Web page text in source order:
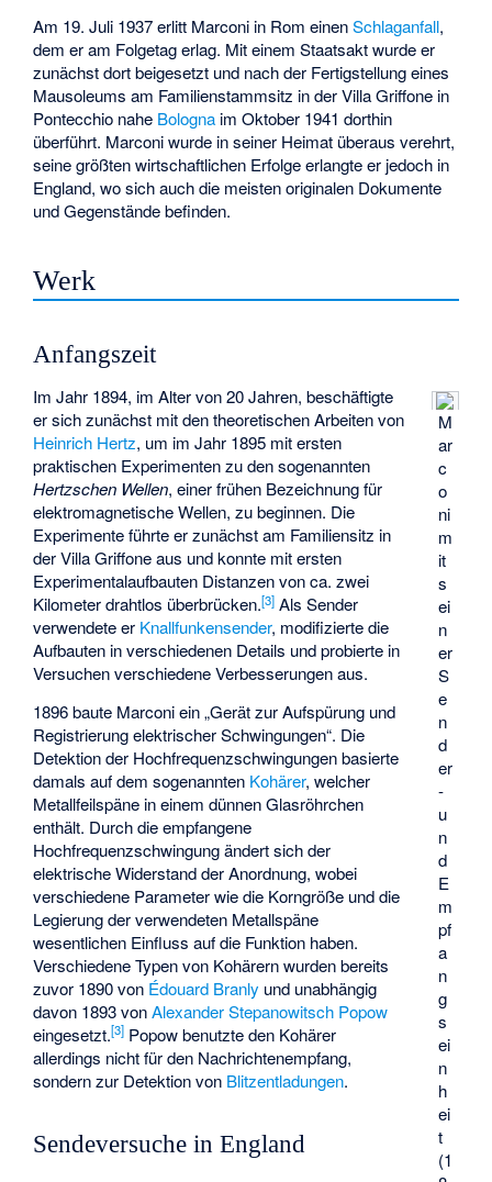
Am 19. Juli 1937 erlitt Marconi in Rom einenSchlaganfall,
dem er am Folgetag erlag. Mit einem Staatsakt wurde er
zunächst dort beigesetzt und nach der Fertigstellung eines
Mausoleums am Familienstammsitz in derVilla Griffone in
Pontecchio nahe Bologna im Oktober 1941 dorthin
überführt. Marconi wurde in seiner Heimat überaus verehrt,
seine größten wirtschaftlichen Erfolge erlangte er jedoch in
England, wo sich auch die meisten originalen Dokumente
und Gegenstände befinden.
Werk
Anfangszeit
M
ar
c
o
ni
m
it
s
ei
n
er
S
e
n
d
er
-
u
n
d
E
m
pf
a
n
g
s
ei
n
h
ei
t
(1
Im Jahr 1894, im Alter von 20 Jahren, beschäftigte
er sich zunächst mit den theoretischen Arbeiten von
Heinrich Hertz, um im Jahr 1895 mit ersten
praktischen Experimenten zu den sogenannten
Hertzschen Wellen, einer frühen Bezeichnung für
elektromagnetische Wellen, zu beginnen. Die
Experimente führte er zunächst am Familiensitz in
derVilla Griffoneaus und konnte mit ersten
Experimentalaufbauten Distanzen von ca. zwei
Kilometer drahtlos überbrücken.[3] Als Sender
verwendete er Knallfunkensender, modifizierte die
Aufbauten in verschiedenen Details und probierte in
Versuchen verschiedene Verbesserungen aus.
1896 baute Marconi ein „Gerät zur Aufspürung und
Registrierung elektrischer Schwingungen“. Die
Detektion der Hochfrequenzschwingungen basierte
damals auf dem sogenannten Kohärer, welcher
Metallfeilspäne in einem dünnen Glasröhrchen
enthält. Durch die empfangene
Hochfrequenzschwingung ändert sich der
elektrische Widerstand der Anordnung, wobei
verschiedene Parameter wie die Korngröße und die
Legierung der verwendeten Metallspäne
wesentlichen Einfluss auf die Funktion haben.
Verschiedene Typen von Kohärern wurden bereits
zuvor 1890 von Édouard Branly und unabhängig
davon 1893 vonAlexander Stepanowitsch Popow
eingesetzt.[3] Popow benutzte den Kohärer
allerdings nicht für den Nachrichtenempfang,
sondern zur Detektion von Blitzentladungen.
Sendeversuche in England